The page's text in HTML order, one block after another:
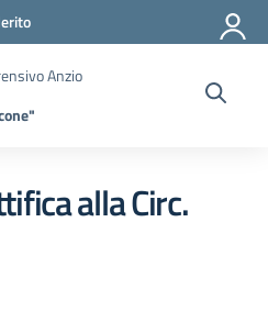
Anzio
alla Circ.